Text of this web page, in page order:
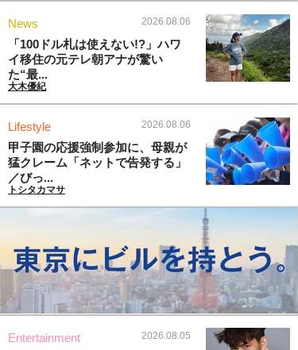
News 2026.08.06
「100ドル札は使えない!?」ハワ
イ移住の元テレ朝アナが驚い
た“最...
大木優紀
Lifestyle 2026.08.06
甲子園の応援強制参加に、母親が
猛クレーム「ネットで告発する」
／びっ...
トシタカマサ
Entertainment 2026.08.05